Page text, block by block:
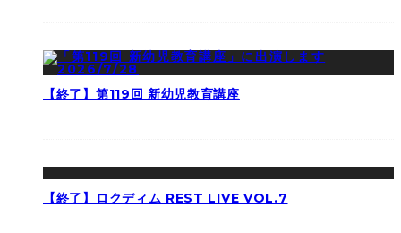
【終了】第119回 新幼児教育講座
【終了】ロクディム REST LIVE VOL.7